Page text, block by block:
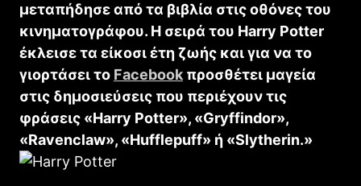
μεταπήδησε από τα βιβλία στις οθόνες του
κινηματογράφου. Η σειρά του Harry Potter
έκλεισε τα είκοσι έτη ζωής και για να το
γιορτάσει το Facebookπροσθέτει μαγεία
στις δημοσιεύσεις που περιέχουν τις
φράσεις «Harry Potter», «Gryffindor»,
«Ravenclaw», «Hufflepuff» ή «Slytherin.»